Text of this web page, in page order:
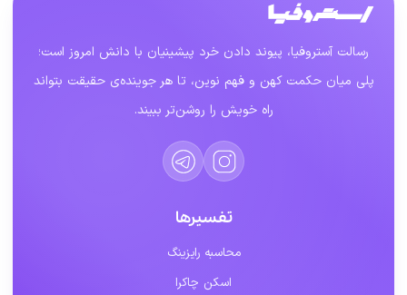
رسالت آستروفیا، پیوند دادن خرد پیشینیان با دانش امروز است؛
پلی میان حکمت کهن و فهم نوین، تا هر جوینده‌ی حقیقت بتواند
راه خویش را روشن‌تر ببیند.
تفسیرها
محاسبه رایزینگ
اسکن چاکرا